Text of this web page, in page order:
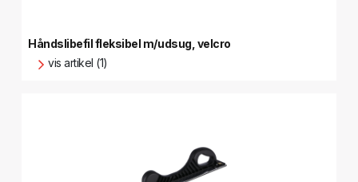
Håndslibefil fleksibel m/udsug, velcro
vis artikel (1)